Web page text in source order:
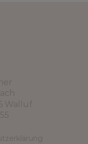
Walluf